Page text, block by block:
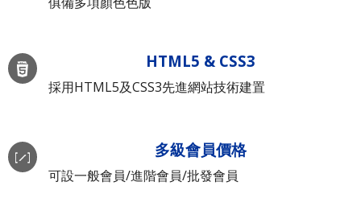
HTML5 & CSS3
採用HTML5及CSS3先進網站技術建置
多級會員價格
可設一般會員/進階會員/批發會員